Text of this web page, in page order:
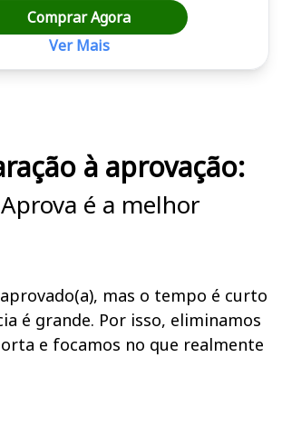
Comprar Agora
Ver Mais
à aprovação:
é a melhor
mas o tempo é curto
é grande. Por isso, eliminamos
e focamos no que realmente